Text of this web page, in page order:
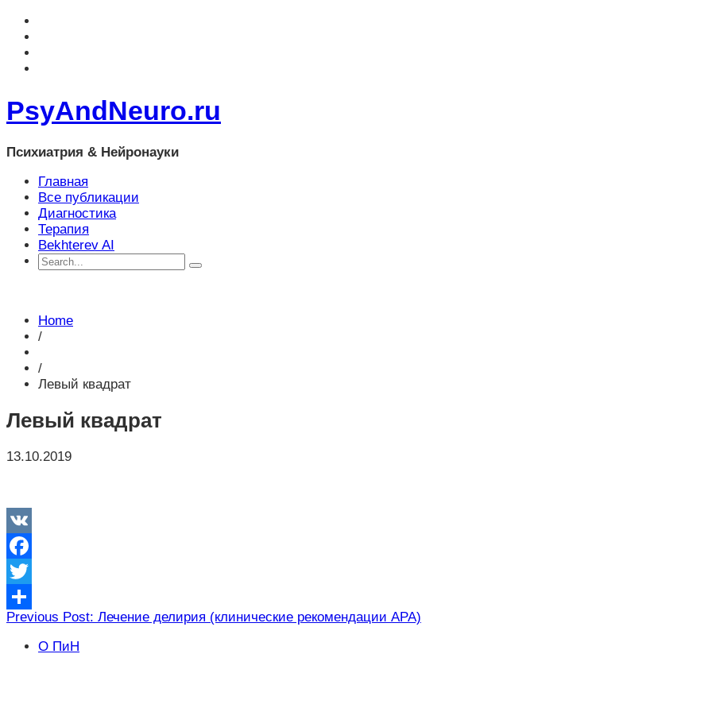
PsyAndNeuro.ru
Психиатрия & Нейронауки
Главная
Все публикации
Диагностика
Терапия
Bekhterev AI
Home
/
/
Левый квадрат
Левый квадрат
13.10.2019
VK
Facebook
Twitter
Отправить
Навигация
по
Previous Post: Лечение делирия (клинические рекомендации APA)
О ПиН